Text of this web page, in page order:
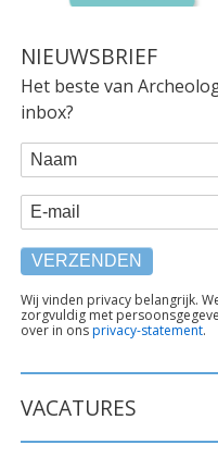
NIEUWSBRIEF
Het beste van
inbox?
WEBFORM
Naam
E-mail
TEKST
ONDER
FORMULIER
Wij vinden privacy belangrijk.
zorgvuldig met
over in onsprivacy-statement.
VACATURES